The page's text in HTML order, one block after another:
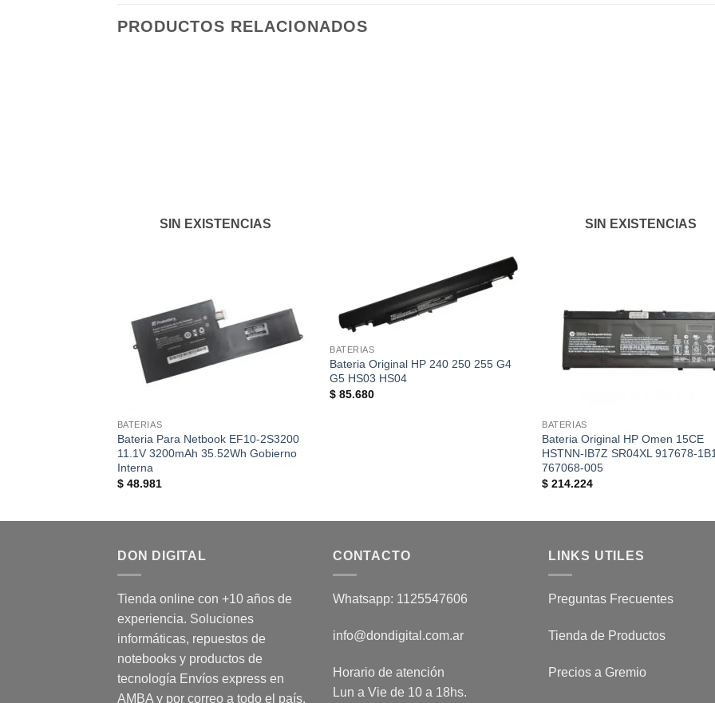
PRODUCTOS RELACIONADOS
SIN EXISTENCIAS
BATERIAS
Bateria Para Netbook EF10-2S3200
11.1V 3200mAh 35.52Wh Gobierno
Interna
$48.981
BATERIAS
Bateria Original HP 240 250 255 G4
G5 HS03 HS04
$ 85.680
SIN EXISTENCIAS
BATERIAS
Bateria Original HP Omen 15CE
HSTNN-IB7Z SR04XL 917678-
767068-005
$ 214.224
DON DIGITAL
Tienda online con +10 años de
experiencia. Soluciones
informáticas, repuestos de
notebooks y productos de
tecnología Envíos express en
AMBA y por correo a todo el país.
CONTACTO
Whatsapp: 1125547606
info@dondigital.com.ar
Horario de atención
Lun a Vie de 10 a 18hs.
LINKS UTILES
Preguntas Frecuentes
Tienda de Productos
Precios a Gremio